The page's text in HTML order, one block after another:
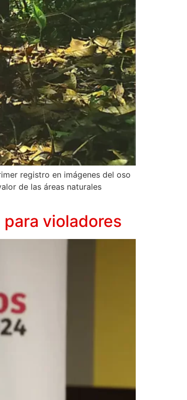
registro en imágenes del oso
de las áreas naturales
violadores